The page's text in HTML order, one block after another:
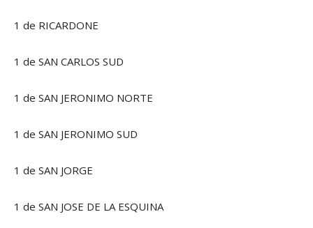
1 de RICARDONE
1 de SAN CARLOS SUD
1 de SAN JERONIMO NORTE
1 de SAN JERONIMO SUD
1 de SAN JORGE
1 de SAN JOSE DE LA ESQUINA